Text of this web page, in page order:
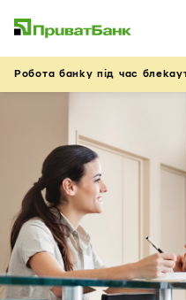
Робота банку під час